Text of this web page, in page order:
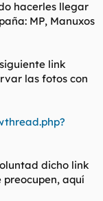
hacerles llegar
MP, Manuxos
link
las fotos con
dicho link
preocupen, aquí